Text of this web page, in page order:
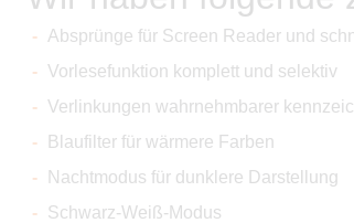
Absprünge für Screen Reader und
Vorlesefunktion komplett und selektiv
Verlinkungen wahrnehmbarer
Blaufilter für wärmere Farben
Nachtmodus für dunklere Darstellung
Schwarz-Weiß-Modus